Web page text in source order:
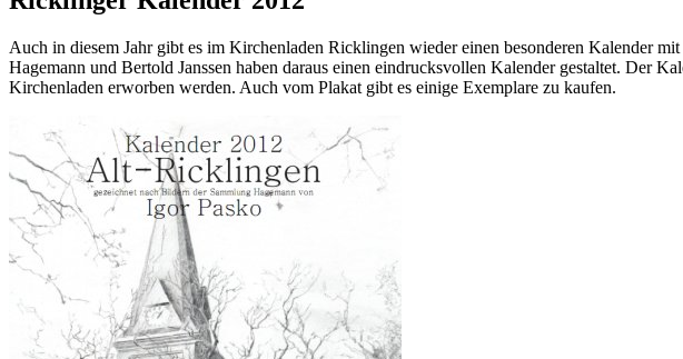
Auch in diesem Jahr gibt es im Kirchenladen Ricklingen wieder einen besonderen Kalender
Hagemann und Bertold Janssen haben daraus einen eindrucksvollen Kalender gestaltet. Der
Kirchenladen erworben werden. Auch vom Plakat gibt es einige Exemplare zu kaufen.